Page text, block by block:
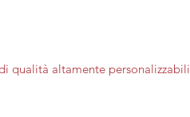
qualità altamente personalizzabili